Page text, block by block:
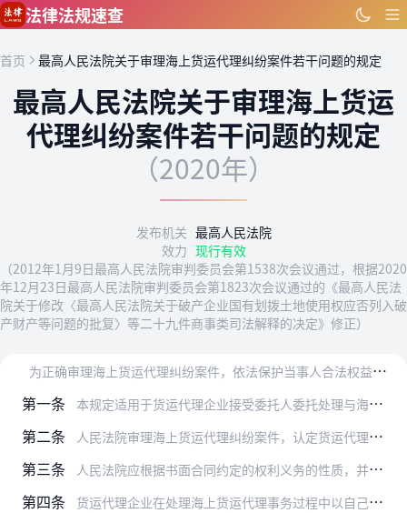
跳到主要内容
法律法规速查
首页 最高人民法院关于审理海上货运代理纠纷案件若干问题的规定
最高人民法院关于审理海上货运
代理纠纷案件若干问题的规定
（2020年）
发布机关 最高人民法院
效力 现行有效
（2012年1月9日最高人民法院审判委员会第1538次会议通过，根据2020
年12月23日最高人民法院审判委员会第1823次会议通过的《最高人民法
院关于修改〈最高人民法院关于破产企业国有划拨土地使用权应否列入破
产财产等问题的批复〉等二十九件商事类司法解释的决定》修正）
为
正确审理海上货运代理纠纷案件，依法保护当事人合法权益，根据《中华人民共和国民法典》《中华人民共和国海商法》《中华人民共和国民事诉讼法》和《中华人民共和国海事诉…
第一条
本规定适用于货运代理企业接受委托人委托处理与海上货物运输有关的货运代理事务时发生的下列纠纷：
第二条 人民法院审理海上货运代理纠纷案件，认定货运代理企业因处理海上货运代理事务与委托人之间形成代理、运输、仓储等不同法律关系的，应分别适用相关的法律规定。
第三条 人民法院应根据书面合同约定的权利义务的性质，并综合考虑货运代理企业取得报酬的名义和方式、开具发票的种类和收费项目、当事人之间的交易习惯以及合同实际履行的其他情况…
第四条 货运代理企业在处理海上货运代理事务过程中以自己的名义签发提单、海运单或者其他运输单证，委托人据此主张货运代理企业承担承运人责任的，人民法院应予支持。